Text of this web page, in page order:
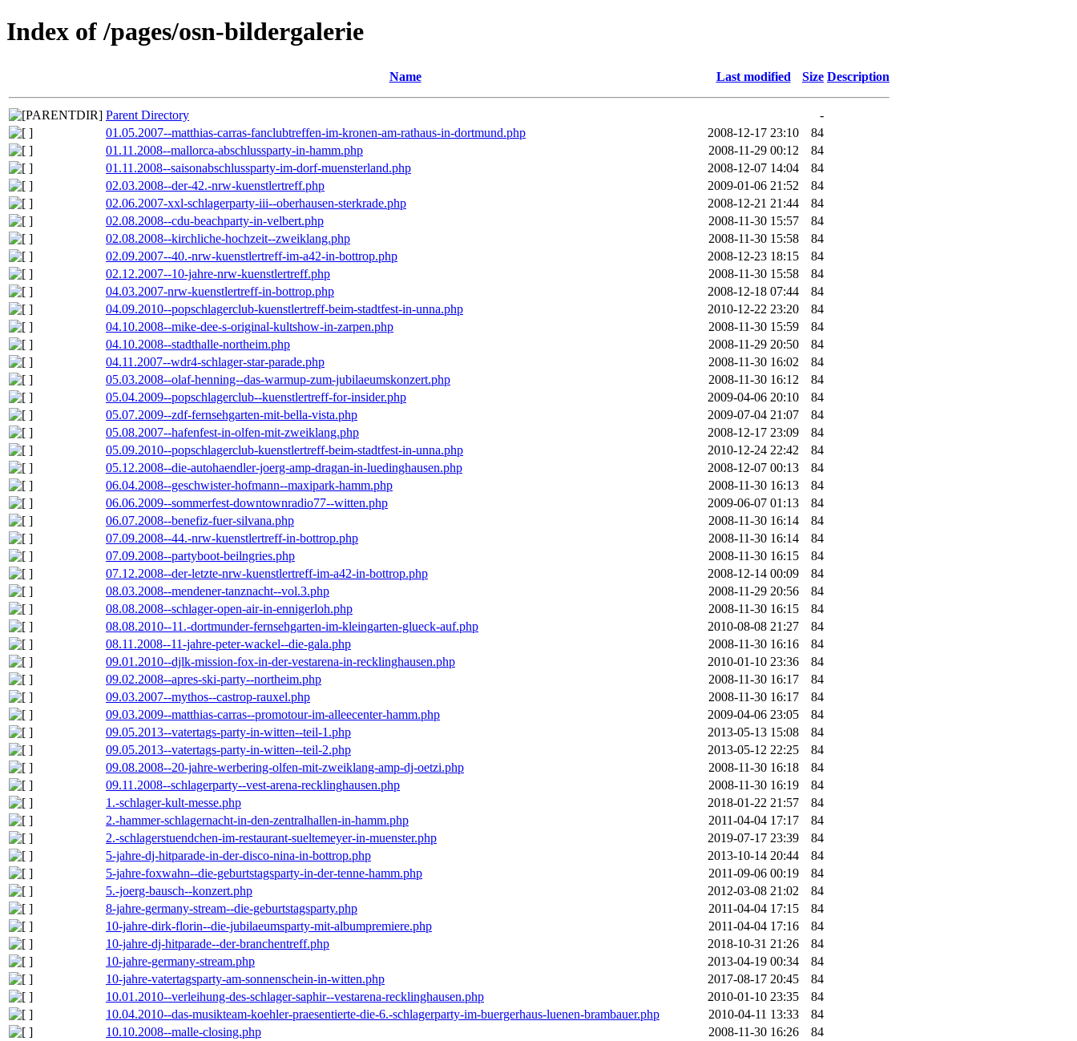
Index of /pages/osn-bildergalerie
Name Last modified Size Description
Parent Directory
-
01.05.2007--matthias-carras-fanclubtreffen-im-kronen-am-rathaus-in-dortmund.php
2008-12-17 23:10
84
01.11.2008--mallorca-abschlussparty-in-hamm.php
2008-11-29 00:12
84
01.11.2008--saisonabschlussparty-im-dorf-muensterland.php
2008-12-07 14:04
84
02.03.2008--der-42.-nrw-kuenstlertreff.php
2009-01-06 21:52
84
02.06.2007-xxl-schlagerparty-iii--oberhausen-sterkrade.php
2008-12-21 21:44
84
02.08.2008--cdu-beachparty-in-velbert.php
2008-11-30 15:57
84
02.08.2008--kirchliche-hochzeit--zweiklang.php
2008-11-30 15:58
84
02.09.2007--40.-nrw-kuenstlertreff-im-a42-in-bottrop.php
2008-12-23 18:15
84
02.12.2007--10-jahre-nrw-kuenstlertreff.php
2008-11-30 15:58
84
04.03.2007-nrw-kuenstlertreff-in-bottrop.php
2008-12-18 07:44
84
04.09.2010--popschlagerclub-kuenstlertreff-beim-stadtfest-in-unna.php
2010-12-22 23:20
84
04.10.2008--mike-dee-s-original-kultshow-in-zarpen.php
2008-11-30 15:59
84
04.10.2008--stadthalle-northeim.php
2008-11-29 20:50
84
04.11.2007--wdr4-schlager-star-parade.php
2008-11-30 16:02
84
05.03.2008--olaf-henning--das-warmup-zum-jubilaeumskonzert.php
2008-11-30 16:12
84
05.04.2009--popschlagerclub--kuenstlertreff-for-insider.php
2009-04-06 20:10
84
05.07.2009--zdf-fernsehgarten-mit-bella-vista.php
2009-07-04 21:07
84
05.08.2007--hafenfest-in-olfen-mit-zweiklang.php
2008-12-17 23:09
84
05.09.2010--popschlagerclub-kuenstlertreff-beim-stadtfest-in-unna.php
2010-12-24 22:42
84
05.12.2008--die-autohaendler-joerg-amp-dragan-in-luedinghausen.php
2008-12-07 00:13
84
06.04.2008--geschwister-hofmann--maxipark-hamm.php
2008-11-30 16:13
84
06.06.2009--sommerfest-downtownradio77--witten.php
2009-06-07 01:13
84
06.07.2008--benefiz-fuer-silvana.php
2008-11-30 16:14
84
07.09.2008--44.-nrw-kuenstlertreff-in-bottrop.php
2008-11-30 16:14
84
07.09.2008--partyboot-beilngries.php
2008-11-30 16:15
84
07.12.2008--der-letzte-nrw-kuenstlertreff-im-a42-in-bottrop.php
2008-12-14 00:09
84
08.03.2008--mendener-tanznacht--vol.3.php
2008-11-29 20:56
84
08.08.2008--schlager-open-air-in-ennigerloh.php
2008-11-30 16:15
84
08.08.2010--11.-dortmunder-fernsehgarten-im-kleingarten-glueck-auf.php
2010-08-08 21:27
84
08.11.2008--11-jahre-peter-wackel--die-gala.php
2008-11-30 16:16
84
09.01.2010--djlk-mission-fox-in-der-vestarena-in-recklinghausen.php
2010-01-10 23:36
84
09.02.2008--apres-ski-party--northeim.php
2008-11-30 16:17
84
09.03.2007--mythos--castrop-rauxel.php
2008-11-30 16:17
84
09.03.2009--matthias-carras--promotour-im-alleecenter-hamm.php
2009-04-06 23:05
84
09.05.2013--vatertags-party-in-witten--teil-1.php
2013-05-13 15:08
84
09.05.2013--vatertags-party-in-witten--teil-2.php
2013-05-12 22:25
84
09.08.2008--20-jahre-werbering-olfen-mit-zweiklang-amp-dj-oetzi.php
2008-11-30 16:18
84
09.11.2008--schlagerparty--vest-arena-recklinghausen.php
2008-11-30 16:19
84
1.-schlager-kult-messe.php
2018-01-22 21:57
84
2.-hammer-schlagernacht-in-den-zentralhallen-in-hamm.php
2011-04-04 17:17
84
2.-schlagerstuendchen-im-restaurant-sueltemeyer-in-muenster.php
2019-07-17 23:39
84
5-jahre-dj-hitparade-in-der-disco-nina-in-bottrop.php
2013-10-14 20:44
84
5-jahre-foxwahn--die-geburtstagsparty-in-der-tenne-hamm.php
2011-09-06 00:19
84
5.-joerg-bausch--konzert.php
2012-03-08 21:02
84
8-jahre-germany-stream--die-geburtstagsparty.php
2011-04-04 17:15
84
10-jahre-dirk-florin--die-jubilaeumsparty-mit-albumpremiere.php
2011-04-04 17:16
84
10-jahre-dj-hitparade--der-branchentreff.php
2018-10-31 21:26
84
10-jahre-germany-stream.php
2013-04-19 00:34
84
10-jahre-vatertagsparty-am-sonnenschein-in-witten.php
2017-08-17 20:45
84
10.01.2010--verleihung-des-schlager-saphir--vestarena-recklinghausen.php
2010-01-10 23:35
84
10.04.2010--das-musikteam-koehler-praesentierte-die-6.-schlagerparty-im-buergerhaus-luenen-brambauer.php
2010-04-11 13:33
84
10.10.2008--malle-closing.php
2008-11-30 16:26
84